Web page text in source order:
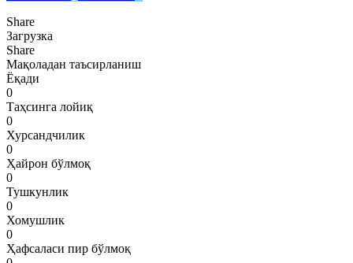
Share
Загрузка
Share
Мақоладан таъсирланиш
Ёқади
0
Таҳсинга лойиқ
0
Хурсандчилик
0
Ҳайрон бўлмоқ
0
Тушкунлик
0
Хомушлик
0
Ҳафсаласи пир бўлмоқ